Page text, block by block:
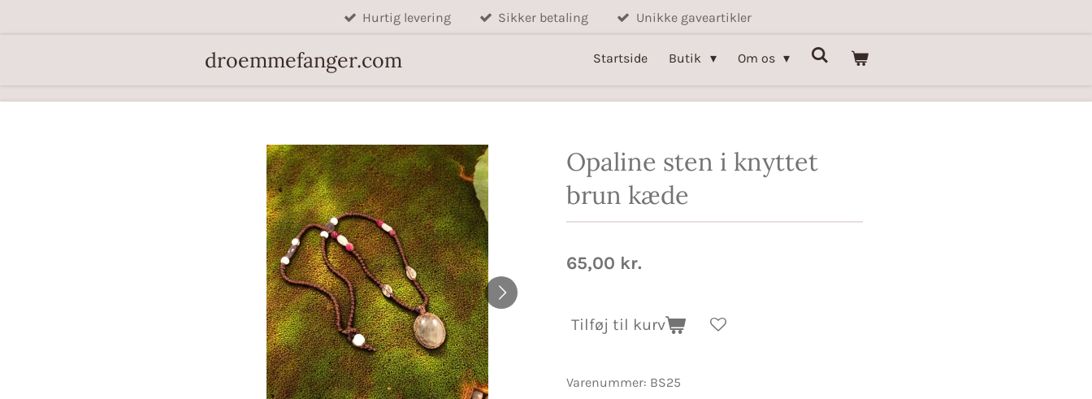
Hurtig levering Sikker betaling Unikke gaveartikler
droemmefanger.com Startside Butik Om os
Opaline sten i knyttet
brun kæde
65,00 kr.
Tilføj til kurv
Varenummer: BS25